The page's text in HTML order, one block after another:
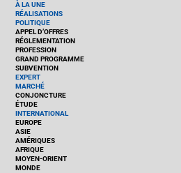
À LA UNE
RÉALISATIONS
POLITIQUE
APPEL D’OFFRES
RÉGLEMENTATION
PROFESSION
GRAND PROGRAMME
SUBVENTION
EXPERT
MARCHÉ
CONJONCTURE
ÉTUDE
INTERNATIONAL
EUROPE
ASIE
AMÉRIQUES
AFRIQUE
MOYEN-ORIENT
MONDE